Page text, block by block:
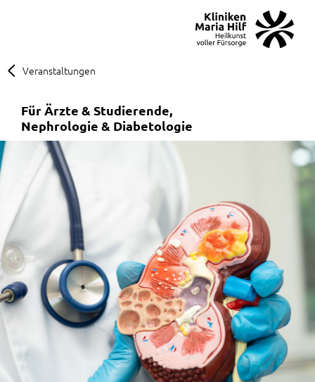
Veranstaltungen
Für Ärzte & Studierende
Nephrologie & Diabetologie